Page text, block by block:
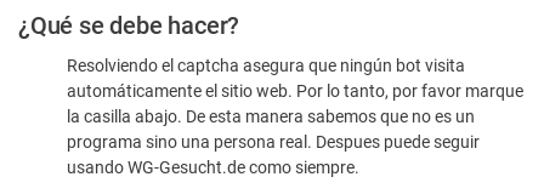
¿Qué se debe hacer?
Resolviendo el captcha asegura que ningún bot visita
automáticamente el sitio web. Por lo tanto, por favor marque
la casilla abajo. De esta manera sabemos que no es un
programa sino una persona real. Despues puede seguir
usando WG-Gesucht.de como siempre.